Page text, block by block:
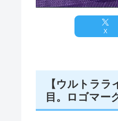
X
【ウルトラ
目。ロゴマー